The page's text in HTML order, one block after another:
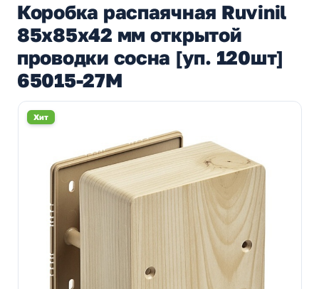
Коробка распаячная Ruvinil
85х85х42 мм открытой
проводки сосна [уп. 120шт]
65015-27М
Хит